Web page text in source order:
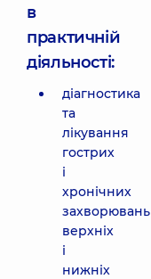
в
практичній
діяльності:
діагностика
та
лікування
гострих
і
хронічних
захворювань
верхніх
і
нижніх